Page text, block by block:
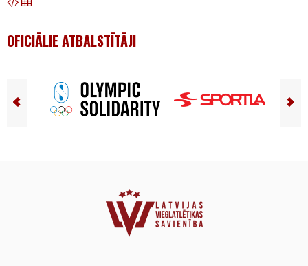
OFICIĀLIE ATBALSTĪTĀJI